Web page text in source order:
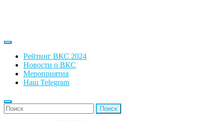
Рейтинг ВКС 2024
Новости о ВКС
Мероприятия
Наш Telegram
'Найти: